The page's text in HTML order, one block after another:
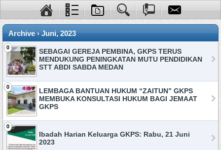
Archive › Juni, 2023
0
SEBAGAI GEREJA PEMBINA, GKPS TERUS
MENDUKUNG PENINGKATAN MUTU PENDIDIKAN
STT ABDI SABDA MEDAN
0
LEMBAGA BANTUAN HUKUM “ZAITUN” GKPS
MEMBUKA KONSULTASI HUKUM BAGI JEMAAT
GKPS
0
Ibadah Harian Keluarga GKPS: Rabu, 21 Juni
2023